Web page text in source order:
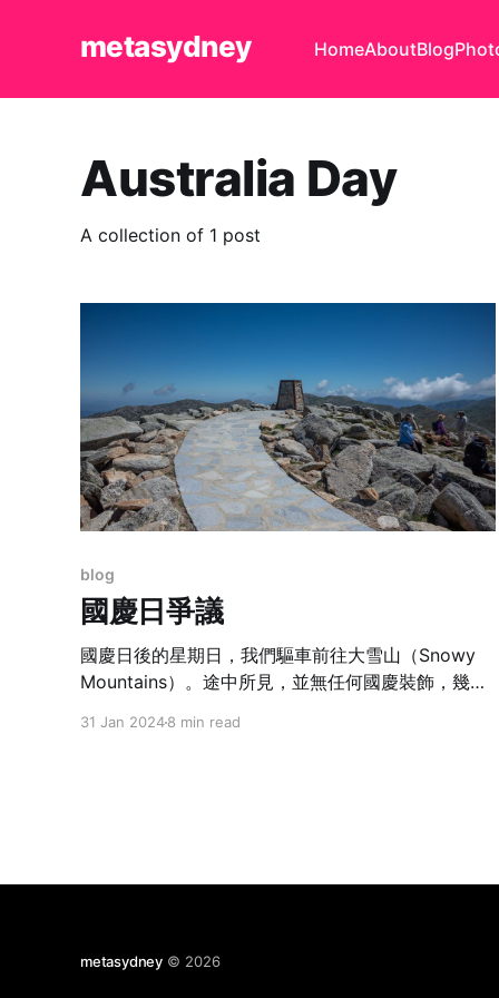
metasydney HomeAboutBlog
Australia Day
A collection of 1 post
blog
國慶日爭議
國慶日後的星期日，我們驅車前往大雪山（Snowy
Mountains）。途中所見，並無任何國慶裝飾，幾乎
31 Jan 20248 min read
metasydney © 2026